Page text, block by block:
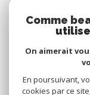
Comme
On aimerait
En poursuivant,
cookies par ce